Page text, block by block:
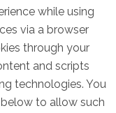
while using
via a browser
through your
and scripts
technologies. You
to allow such